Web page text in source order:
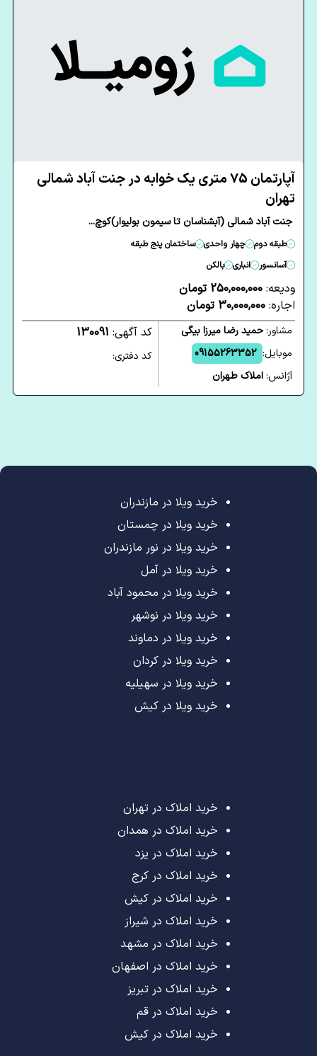
آپارتمان 75 متری یک خوابه در جنت آباد شمالی
تهران
جنت آباد شمالی (آبشناسان تا سیمون بولیوار)کوچ...
طبقه دوم چهار واحدی
ساختمان پنج طبقه
آسانسور
انباری بالکن
ودیعه: 250,000,000 تومان
اجاره: 30,000,000 تومان
مشاور:حمید رضا میرزا بیگی
موبایل: 09155263352
آژانس:املاک طهران
کد آگهی: 130091
کد دفتری:
خرید ویلا در مازندران
خرید ویلا در چمستان
خرید ویلا در نور مازندران
خرید ویلا در آمل
خرید ویلا در محمود آباد
خرید ویلا در نوشهر
خرید ویلا در دماوند
خرید ویلا در کردان
خرید ویلا در سهیلیه
خرید ویلا در کیش
خرید املاک در تهران
خرید املاک در همدان
خرید املاک در یزد
خرید املاک در کرج
خرید املاک در کیش
خرید املاک در شیراز
خرید املاک در مشهد
خرید املاک در اصفهان
خرید املاک در تبریز
خرید املاک در قم
خرید املاک در کیش